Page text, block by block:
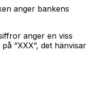
anger bankens
anger en viss
”XXX”, det hänvisar